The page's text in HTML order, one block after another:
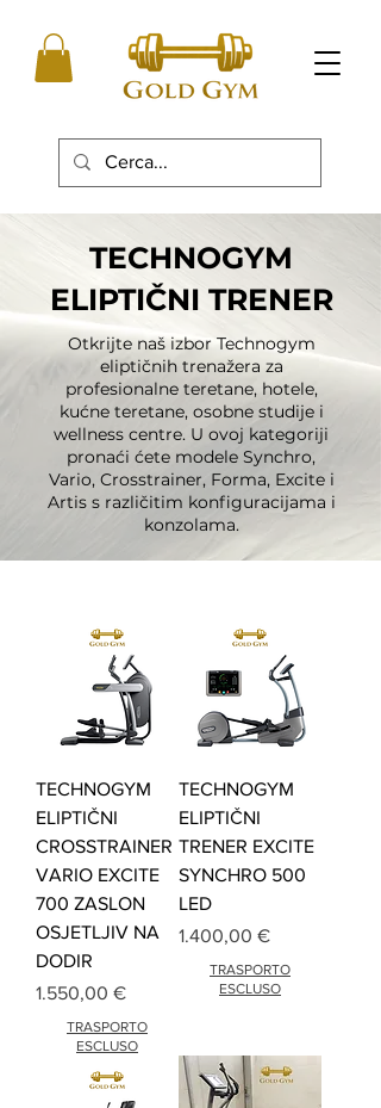
TECHNOGYM
ELIPTIČNI TRENER
Otkrijte naš izbor Technogym
eliptičnih trenažera za
profesionalne teretane, hotele,
kućne teretane, osobne studije i
wellness centre. U ovoj kategoriji
pronaći ćete modele Synchro,
Vario, Crosstrainer, Forma, Excite i
Artis s različitim konfiguracijama i
konzolama.
TECHNOGYM
ELIPTIČNI
CROSSTRAINER
VARIO EXCITE
700 ZASLON
OSJETLJIV NA
DODIR
Cijena
1.550,00 €
TRASPORTO
ESCLUSO
TECHNOGYM
ELIPTIČNI
TRENER EXCITE
SYNCHRO 500
LED
Cijena
1.400,00 €
TRASPORTO
ESCLUSO